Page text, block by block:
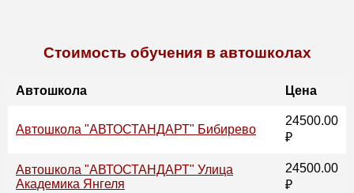
Стоимость обучения в автошколах
Автошкола Цена
Автошкола "АВТОСТАНДАРТ" Бибирево
24500.00
₽
Автошкола "АВТОСТАНДАРТ" Улица
Академика Янгеля
24500.00
₽